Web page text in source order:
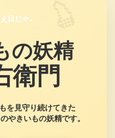
日じゃ。
の妖精
衛門
を見守り続けてきた
やきいもの妖精です。